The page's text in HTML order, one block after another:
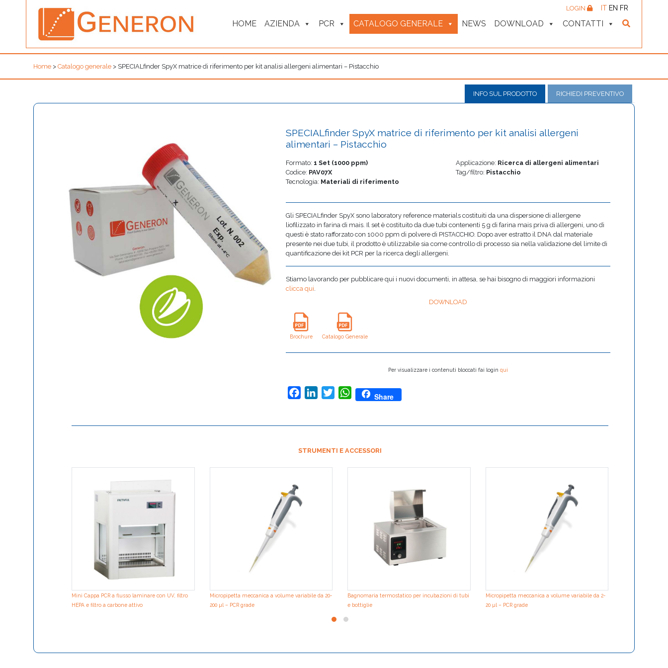
HOME AZIENDA PCR CATALOGO GENERALE NEWS DOWNLOAD CONTATTI
LOGIN IT EN FR
Home > Catalogo generale > SPECIALfinder SpyX matrice di riferimento per kit analisi allergeni alimentari – Pistacchio
INFO SUL PRODOTTO RICHIEDI PREVENTIVO
SPECIALfinder SpyX matrice di riferimento per kit analisi allergeni
alimentari – Pistacchio
Formato: 1 Set (1000 ppm)
Codice: PAV07X
Tecnologia: Materiali di riferimento
Applicazione: Ricerca di allergeni alimentari
Tag/filtro: Pistacchio
Gli SPECIALfinder SpyX sono laboratory reference materials costituiti da una dispersione di allergene
liofilizzato in farina di mais. Il set è costituito da due tubi contenenti 5 g di farina mais priva di allergeni, uno di
questi è stato rafforzato con 1000 ppm di polvere di PISTACCHIO. Dopo aver estratto il DNA dal materiale
presente nei due tubi, il prodotto è utilizzabile sia come controllo di processo sia nella validazione del limite di
quantificazione dei kit PCR per la ricerca degli allergeni.
Stiamo lavorando per pubblicare qui i nuovi documenti, in attesa, se hai bisogno di maggiori informazioni
clicca qui.
DOWNLOAD
Brochure Catalogo Generale
Per visualizzare i contenuti bloccati fai loginqui
FacebookLinkedInTwitterWhatsApp
Share
STRUMENTI E ACCESSORI
Mini Cappa PCR a flusso laminare con UV, filtro
HEPA e filtro a carbone attivo
Micropipetta meccanica a volume variabile da 20-
200 µl – PCR grade
Bagnomaria termostatico per incubazioni di tubi
e bottiglie
Micropipetta meccanica a volume variabile da 2-
20 µl – PCR grade